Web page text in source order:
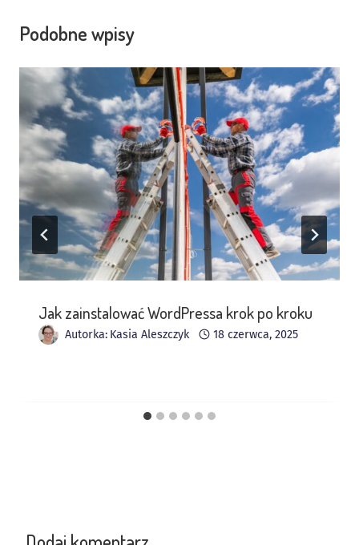
Podobne wpisy
Jak zainstalować WordPressa krok po kroku
Autorka: Kasia Aleszczyk 18 czerwca, 2025